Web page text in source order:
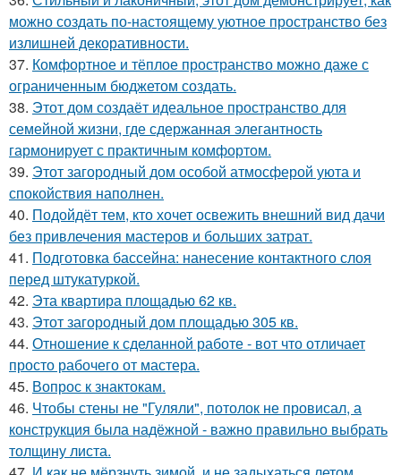
можно создать по-настоящему уютное пространство без
излишней декоративности.
37. Комфортное и тёплое пространство можно даже с
ограниченным бюджетом создать.
38. Этот дом создаёт идеальное пространство для
семейной жизни, где сдержанная элегантность
гармонирует с практичным комфортом.
39. Этот загородный дом особой атмосферой уюта и
спокойствия наполнен.
40. Подойдёт тем, кто хочет освежить внешний вид дачи
без привлечения мастеров и больших затрат.
41. Подготовка бассейна: нанесение контактного слоя
перед штукатуркой.
42. Эта квартира площадью 62 кв.
43. Этот загородный дом площадью 305 кв.
44. Отношение к сделанной работе - вот что отличает
просто рабочего от мастера.
45. Вопрос к знактокам.
46. Чтобы стены не "Гуляли", потолок не провисал, а
конструкция была надёжной - важно правильно выбрать
толщину листа.